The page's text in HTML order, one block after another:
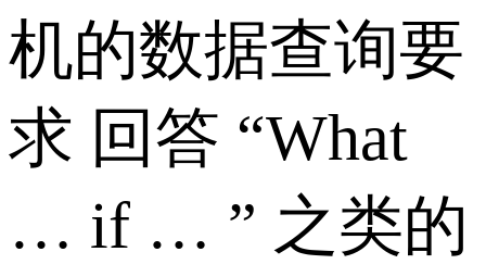
机的数据查询要
求 回答 “What
… if … ” 之类的